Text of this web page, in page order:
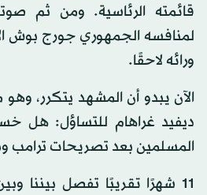
قائمته الرئاسية. ومن ثم
لمنافسه الجمهوري جورج بوش
ورائه لاحقًا.
الآن يبدو أن المشهد يتكرر، وهو
ديفيد غراهام للتساؤل: هل
المسلمين بعد تصريحات ترامب
11 شهرًا تقريبًا تفصل بيننا